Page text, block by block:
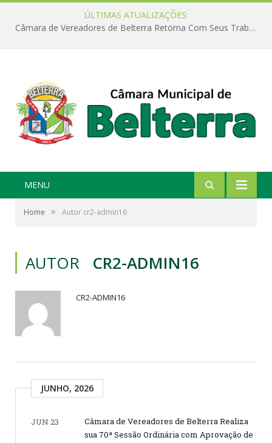
ÚLTIMAS ATUALIZAÇÕES:
Câmara de Vereadores de Belterra Retorna Com Seus Trabalhos Legislativos
MENU
Home » Autor cr2-admin16
AUTOR CR2-ADMIN16
CR2-ADMIN16
JUNHO, 2026
JUN 23
Câmara de Vereadores de Belterra Realiza
sua 70ª Sessão Ordinária com Aprovação de